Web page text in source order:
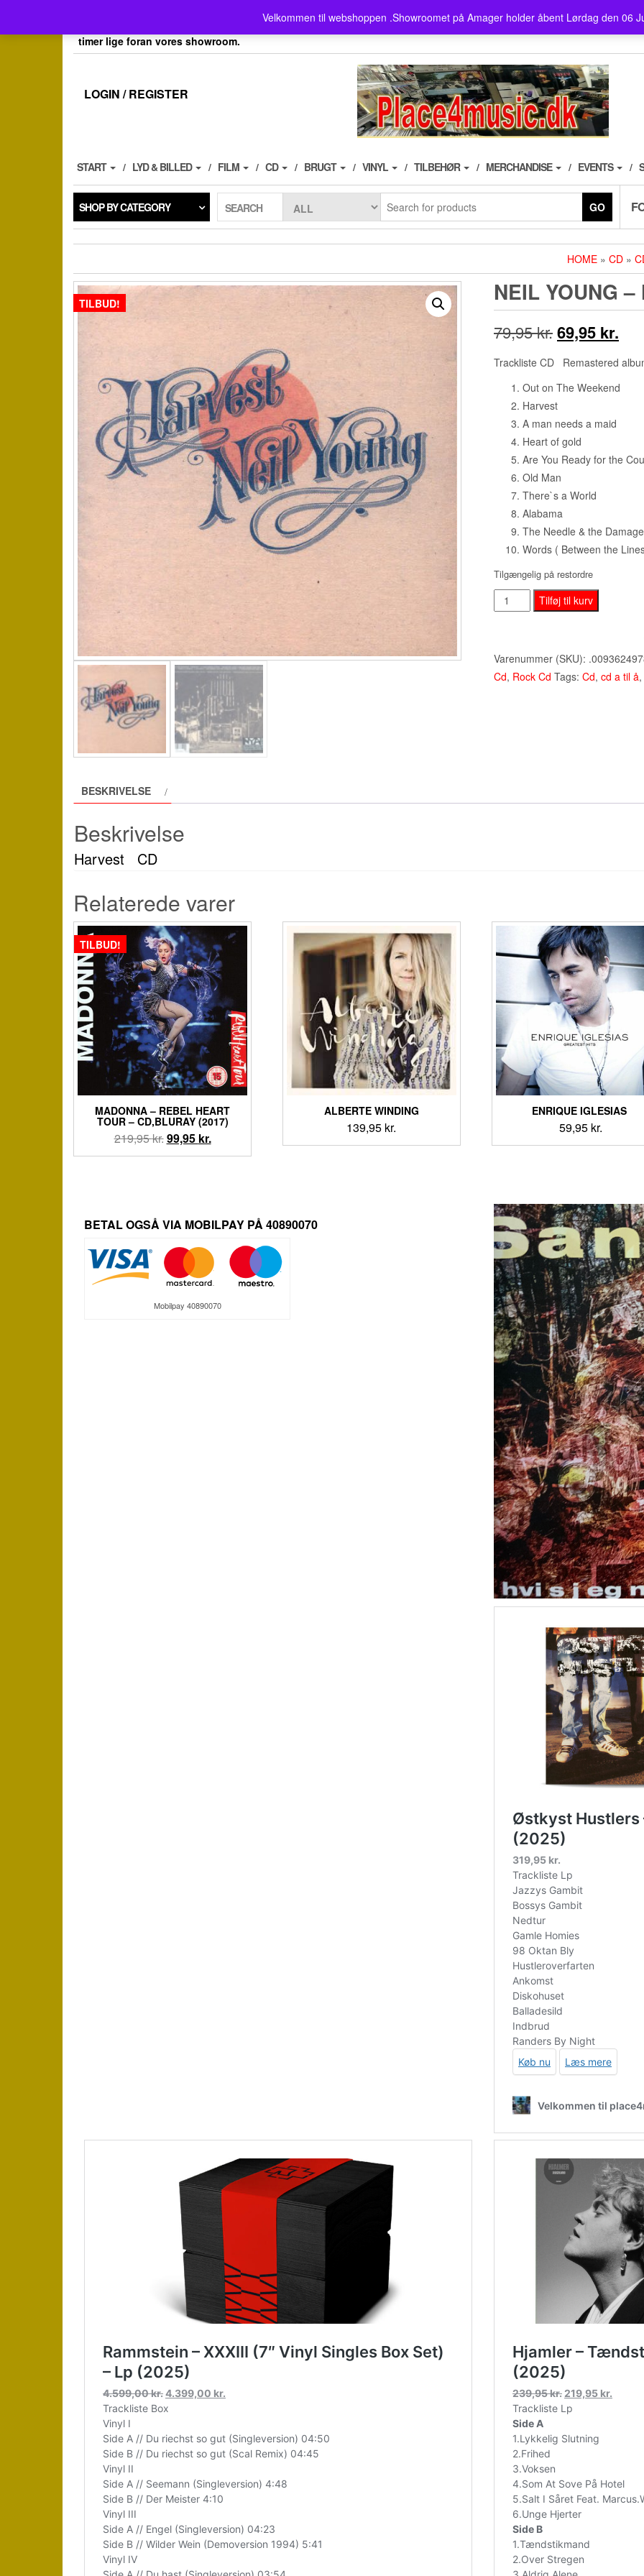
the
Velkommen til webshoppen .Showroomet på Amager holder åbent Lørdag den 06
Velkommen her i Place4music`s webshop . Vores showroom ligger på Amager ,
her kan du også afh.dine bestillinger efter aftale, husk der er fri parkering i 3
timer lige foran vores showroom.
LOGIN / REGISTER
START LYD & BILLED FILM CD BRUGT VINYL TILBEHØR MERCHANDISE EVENTS
SHOP BY CATEGORY SEARCH GO
HOME » CD »
TILBUD! NEIL YOUNG
79,95kr.Den
oprindelige
pris
var:
79,95 kr..
69,95 kr.
pris
Trackliste CD Remastered
Out on The Weekend
Harvest
A man needs a maid
Heart of gold
Are You Ready for the
Old Man
There`s a World
Alabama
The Needle & the
Words ( Between the
Tilgængelig på restordre
Neil
Young
Harvest
-
Tilføj til kurv
Varenummer (SKU):
Cd, Rock Cd Tags: Cd, cd a til å,
BESKRIVELSE
Beskrivelse
Harvest CD
Relaterede varer
TILBUD!
MADONNA – REBEL HEART
TOUR – CD,BLURAY (2017)
219,95kr.Den
oprindelige
99,95 kr.Den
aktuelle
ALBERTE WINDING
139,95 kr.
ENRIQUE IGLESIAS ‎
59,95 kr.
BETAL OGSÅ VIA MOBILPAY PÅ 40890070
Mobilpay 40890070